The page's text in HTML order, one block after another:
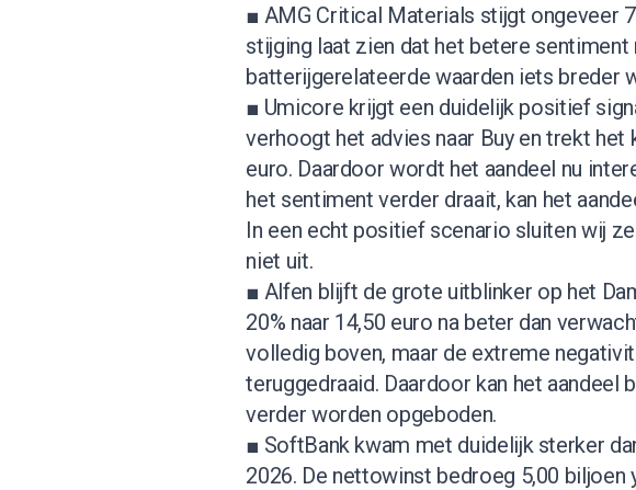
■ AMG Critical Materials stijgt ongeveer
stijging laat zien dat het betere sentiment
batterijgerelateerde waarden iets breder
■ Umicore krijgt een duidelijk positief
verhoogt het advies naar Buy en trekt het
euro. Daardoor wordt het aandeel nu
het sentiment verder draait, kan het
In een echt positief scenario sluiten wij
niet uit.
■ Alfen blijft de grote uitblinker op het
20% naar 14,50 euro na beter dan
volledig boven, maar de extreme
teruggedraaid. Daardoor kan het aandeel
verder worden opgeboden.
■ SoftBank kwam met duidelijk sterker
2026. De nettowinst bedroeg 5,00 biljoen